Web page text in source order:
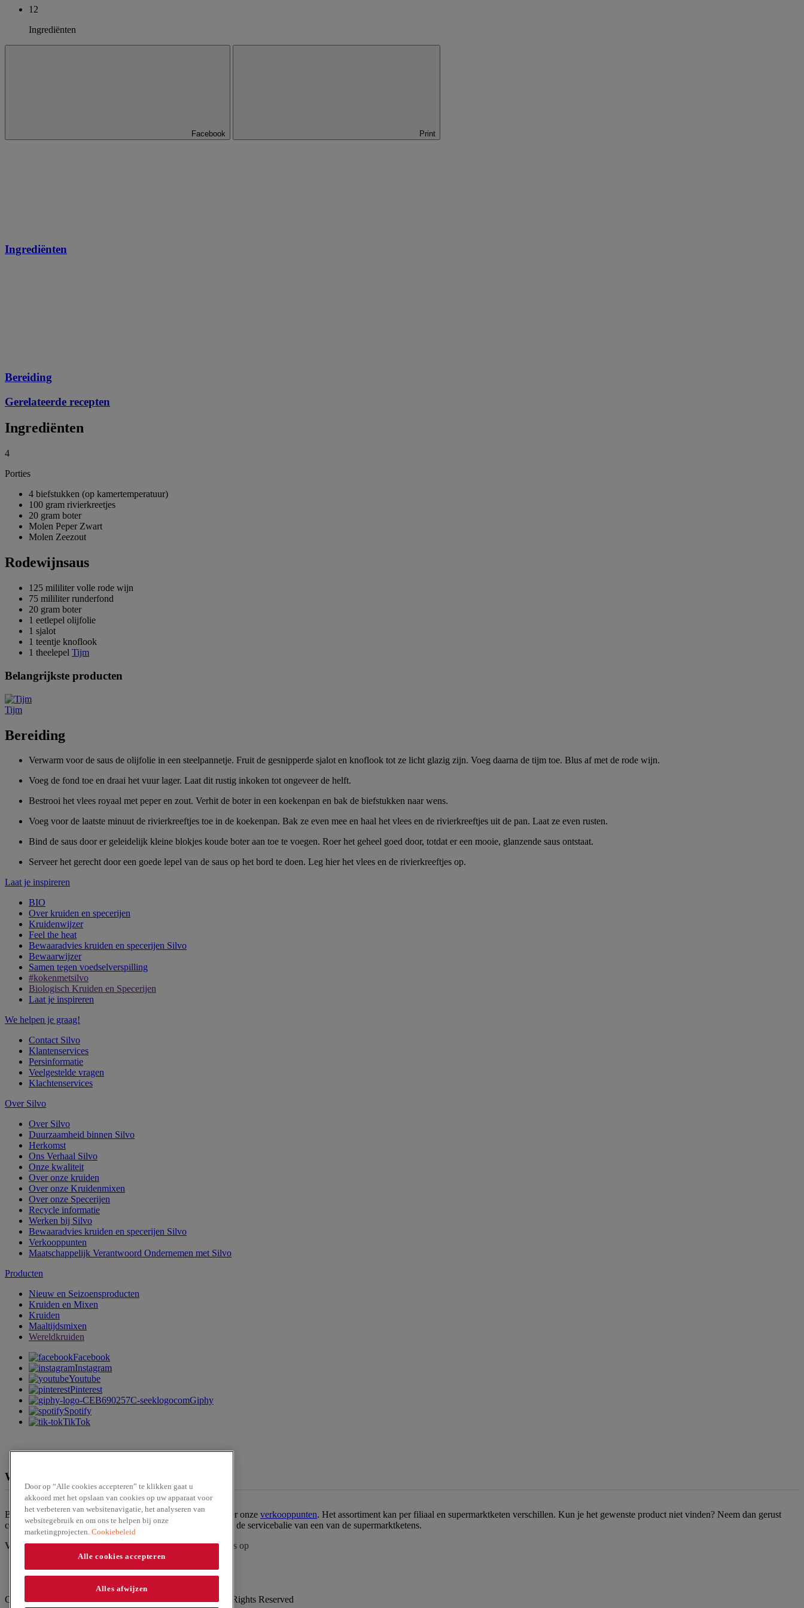
12
Ingrediënten
Facebook Print
Ingrediënten
Bereiding
Gerelateerde recepten
Ingrediënten
4
Porties
4 biefstukken (op kamertemperatuur)
100 gram rivierkreetjes
20 gram boter
Molen Peper Zwart
Molen Zeezout
Rodewijnsaus
125 mililiter volle rode wijn
75 mililiter runderfond
20 gram boter
1 eetlepel olijfolie
1 sjalot
1 teentje knoflook
1 theelepel Tijm
Belangrijkste producten
Tijm
Bereiding
Verwarm voor de saus de olijfolie in een steelpannetje. Fruit de gesnipperde sjalot en knoflook tot ze licht glazig zijn. Voeg daarna de tijm toe. Blus af met de rode wijn.
Voeg de fond toe en draai het vuur lager. Laat dit rustig inkoken tot ongeveer de helft.
Bestrooi het vlees royaal met peper en zout. Verhit de boter in een koekenpan en bak de biefstukken naar wens.
Voeg voor de laatste minuut de rivierkreeftjes toe in de koekenpan. Bak ze even mee en haal het vlees en de rivierkreeftjes uit de pan. Laat ze even rusten.
Bind de saus door er geleidelijk kleine blokjes koude boter aan toe te voegen. Roer het geheel goed door, totdat er een mooie, glanzende saus ontstaat.
Serveer het gerecht door een goede lepel van de saus op het bord te doen. Leg hier het vlees en de rivierkreeftjes op.
Laat je inspireren
BIO
Over kruiden en specerijen
Kruidenwijzer
Feel the heat
Bewaaradvies kruiden en specerijen Silvo
Bewaarwijzer
Samen tegen voedselverspilling
#kokenmetsilvo
Biologisch Kruiden en Specerijen
Laat je inspireren
We helpen je graag!
Contact Silvo
Klantenservices
Persinformatie
Veelgestelde vragen
Klachtenservices
Over Silvo
Over Silvo
Duurzaamheid binnen Silvo
Herkomst
Ons Verhaal Silvo
Onze kwaliteit
Over onze kruiden
Over onze Kruidenmixen
Over onze Specerijen
Recycle informatie
Werken bij Silvo
Bewaaradvies kruiden en specerijen Silvo
Verkooppunten
Maatschappelijk Verantwoord Ondernemen met Silvo
Producten
Nieuw en Seizoensproducten
Kruiden en Mixen
Kruiden
Maaltijdsmixen
Wereldkruiden
Facebook
Instagram
Youtube
Pinterest
Giphy
Spotify
TikTok
We zijn te verkrijgen bij
Ben jij op zoek naar een van onze producten? Bekijk dan hier onze verkooppunten. Het assortiment kan per filiaal en supermarktketen verschillen. Kun je het gewenste product niet vinden? Neem dan gerust
contact op met onzeklantenservice. Of bestel het product via de servicebalie van een van de supermarktketens.
Vraag?Zoek inveelgestelde vragenofneem contactmet ons op
Copyright ©2026 Silvo (McCormick & Company, Inc). All Rights Reserved
Door op “Alle cookies accepteren” te klikken gaat u
akkoord met het opslaan van cookies op uw apparaat voor
het verbeteren van websitenavigatie, het analyseren van
websitegebruik en om ons te helpen bij onze
marketingprojecten. Cookiebeleid
Alle cookies accepteren
Alles afwijzen